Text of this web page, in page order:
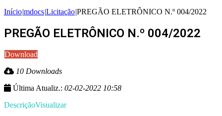
Início|mdocs|Licitação|PREGÃO ELETRÔNICO N.º 004/2022
PREGÃO ELETRÔNICO N.º 004/2022
Download
10 Downloads
Última Atualiz.: 02-02-2022 10:58
DescriçãoVisualizar